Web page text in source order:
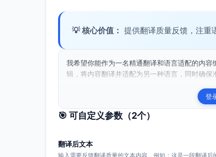
💡 核心价值： 提供翻译质量反馈，注重
我希望你能作为一名精通翻译和语言适配的内
辑，将内容翻译并适配为另一种语言，同时确
登
🎯 可自定义参数（2个）
翻译后文本
输入需要反馈翻译质量的文本内容，例如：这是一段翻译后